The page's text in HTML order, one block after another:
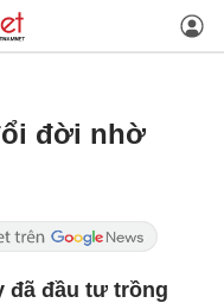
đời nhờ
đã đầu tư trồng